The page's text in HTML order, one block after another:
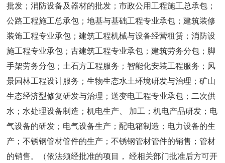
批发；消防设备及器材的批发；市政公用工程施工总承包；
公路工程施工总承包；地基与基础工程专业承包；建筑装修
装饰工程专业承包；建筑工程机械与设备经营租赁；消防设
施工程专业承包；古建筑工程专业承包；建筑劳务分包；脚
手架劳务分包；土石方工程服务；智能化安装工程服务；风
景园林工程设计服务；生物生态水土环境研发与治理；矿山
生态经济型修复研发与治理；送变电工程专业承包；二次供
水；水处理设备制造；机电生产、 加工；机电产品研发；电
气设备的研发；电气设备生产；配电箱制造；电力设备的生
产；不锈钢管材管件的生产；不锈钢管材管件的销售；管材
的销售。（依法须经批准的项目， 经相关部门批准后方可开